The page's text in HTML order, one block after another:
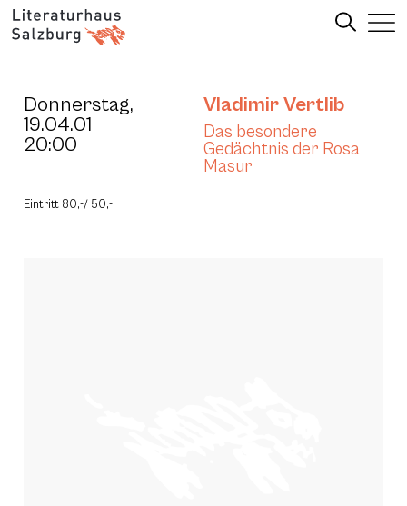
Donnerstag,
19.04.01
20:00
Vladimir Vertlib
Das besondere
Gedächtnis der Rosa
Masur
Eintritt 80,-/ 50,-